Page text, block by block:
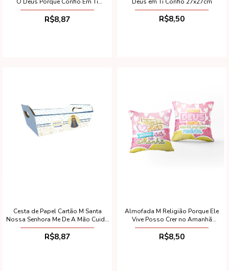
Ó Deus Porque Confio Em Ti
(Desmontada)
R$8,87 R$8,50
Cesta de Papel Cartão M Santa
Nossa Senhora Me De A Mão Cuida
Do Meu Coração (Desmontada)
R$8,87
Almofada M Religião Porque Ele
Vive Posso Crer no Amanhã
27x27cm
R$8,50